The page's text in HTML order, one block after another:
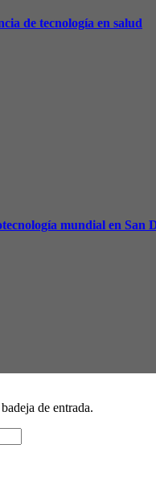
de tecnología en salud
mundial en San
de entrada.